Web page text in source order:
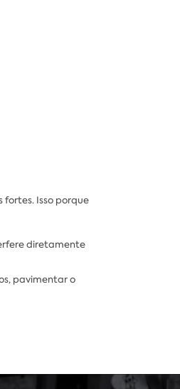
Isso porque
diretamente
pavimentar o